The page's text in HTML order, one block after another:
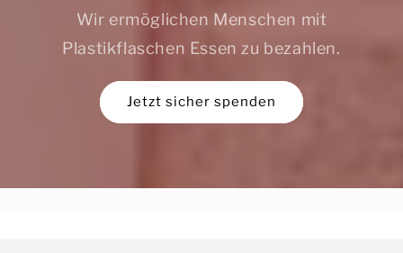
Wir ermöglichen Menschen mit
Plastikflaschen Essen zu bezahlen.
Jetzt sicher spenden